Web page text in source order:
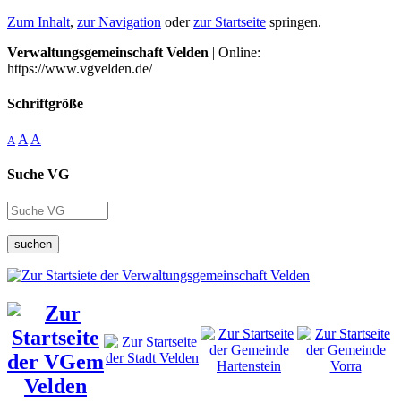
Zum Inhalt, zur Navigation oderzur Startseite springen.
Verwaltungsgemeinschaft Velden | Online:
https://www.vgvelden.de/
Schriftgröße
A A A
Suche VG
suchen